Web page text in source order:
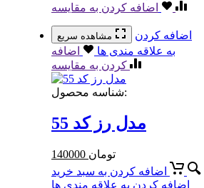
اضافه کردن به مقایسه
مشاهده سریع
اضافه کردن
به علاقه مندی ها
اضافه
کردن به مقایسه
شناسه محصول:
مدل رز کد 55
140000 تومان
اضافه کردن به سبد خرید
اضافه کردن به علاقه مندی ها